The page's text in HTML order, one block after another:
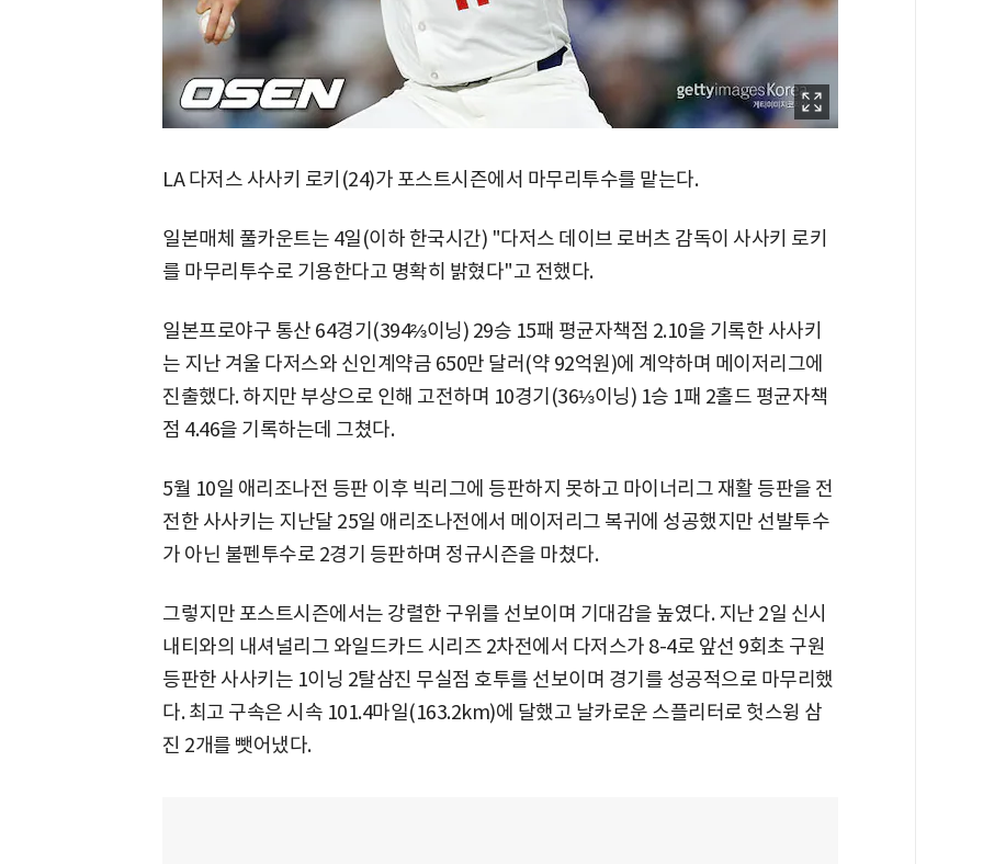
LA 다저스 사사키 로키(24)가 포스트시즌에서 마무리투수를 맡는다.
일본매체 풀카운트는 4일(이하 한국시간) "다저스 데이브 로버츠 감독이 사사키 로키
를 마무리투수로 기용한다고 명확히 밝혔다"고 전했다.
일본프로야구 통산 64경기(394⅔이닝) 29승 15패 평균자책점 2.10을 기록한 사사키
는 지난 겨울 다저스와 신인계약금 650만 달러(약 92억원)에 계약하며 메이저리그에
진출했다. 하지만 부상으로 인해 고전하며 10경기(36⅓이닝) 1승 1패 2홀드 평균자책
점 4.46을 기록하는데 그쳤다.
5월 10일 애리조나전 등판 이후 빅리그에 등판하지 못하고 마이너리그 재활 등판을 전
전한 사사키는 지난달 25일 애리조나전에서 메이저리그 복귀에 성공했지만 선발투수
가 아닌 불펜투수로 2경기 등판하며 정규시즌을 마쳤다.
그렇지만 포스트시즌에서는 강렬한 구위를 선보이며 기대감을 높였다. 지난 2일 신시
내티와의 내셔널리그 와일드카드 시리즈 2차전에서 다저스가 8-4로 앞선 9회초 구원
등판한 사사키는 1이닝 2탈삼진 무실점 호투를 선보이며 경기를 성공적으로 마무리했
다. 최고 구속은 시속 101.4마일(163.2km)에 달했고 날카로운 스플리터로 헛스윙 삼
진 2개를 뺏어냈다.